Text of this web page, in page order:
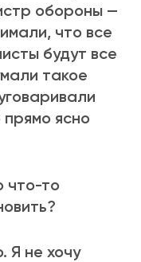
обороны —
что все
будут все
такое
прямо ясно
что-то
Я не хочу